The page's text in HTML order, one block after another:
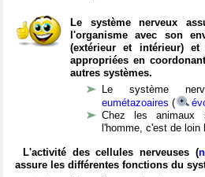
Le système nerveux
l'organisme avec son
(extérieur et intérieur)
appropriées en
autres systèmes.
Le système
eumétazoaires (
Chez les animaux
l'homme, c'est de
L'activité des cellules nerveuses (
assure les différentes fonctions du